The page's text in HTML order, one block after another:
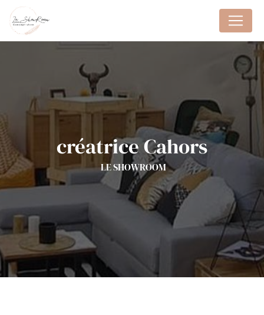
créatrice Cahors
LE SHOWROOM
Panneau de gestion des cookies